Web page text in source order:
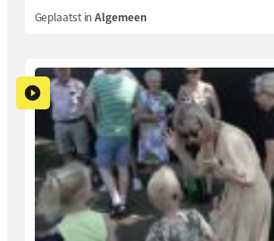
Geplaatst inAlgemeen